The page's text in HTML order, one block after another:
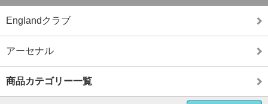
Englandクラブ
アーセナル
商品カテゴリー一覧